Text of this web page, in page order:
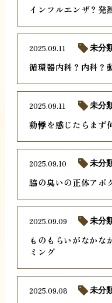
インフルエンザ？発
循環器内科？内科？
2025.09.11 未分
動悸を感じたらまず
2025.09.11 未分
脇の臭いの正体アポ
2025.09.10 未分
ものもらいがなかな
ミング
2025.09.09 未分
2025.09.08 未分